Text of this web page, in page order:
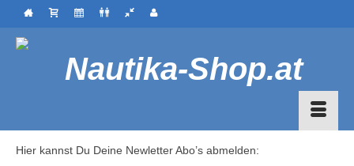
Hier kannst Du Deine Newletter Abo’s abmelden: